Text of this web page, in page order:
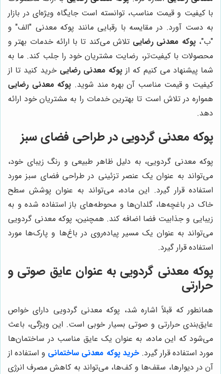
با کیفیت و قیمت مناسب، توانسته است جایگاه ویژه‌ای در بازار
به دست آورد. در مقایسه با رقبایی مانند پوکه معدنی "الف" و
"ب"،پوکه معدنی رضایی تلاش می‌کند تا با ارائه خدمات بهتر و
محصولات با کیفیت‌تر، رضایت مشتریان خود را جلب کند. ما به
شما پیشنهاد می کنیم که از پوکه معدنی رضایی خرید کنید تا از
کیفیت و قیمت مناسب آن بهره مند شوید. پوکه معدنی رضایی
همواره در تلاش است تا بهترین خدمات را به مشتریان خود ارائه
دهد.
پوکه معدنی گردویی در طراحی فضای سبز
پوکه معدنی گردویی، به دلیل ظاهر طبیعی و رنگ زیبای خود،
می‌تواند به عنوان یک عنصر تزئینی در طراحی فضای سبز مورد
استفاده قرار گیرد. این ماده، می‌تواند به عنوان پوشش سطح
خاک در باغچه‌ها، گلدان‌ها و محوطه‌های باز استفاده شده و به
زیبایی و جذابیت فضا اضافه کند. همچنین، پوکه معدنی گردویی
می‌تواند به عنوان یک مسیر پیاده‌روی در باغ‌ها و پارک‌ها مورد
استفاده قرار گیرد.
پوکه معدنی گردویی به عنوان عایق صوتی و
حرارتی
همانطور که قبلاً اشاره شد، پوکه معدنی گردویی دارای خواص
عایق‌بندی حرارتی و صوتی بسیار خوبی است. این ویژگی، باعث
می‌شود که این ماده، به عنوان یک عایق مناسب در ساختمان‌ها
مورد استفاده قرار گیرد.خرید پوکه معدنی ساختمانی و استفاده از
آن در دیوارها، سقف‌ها و کف‌ها، می‌تواند به کاهش مصرف انرژی